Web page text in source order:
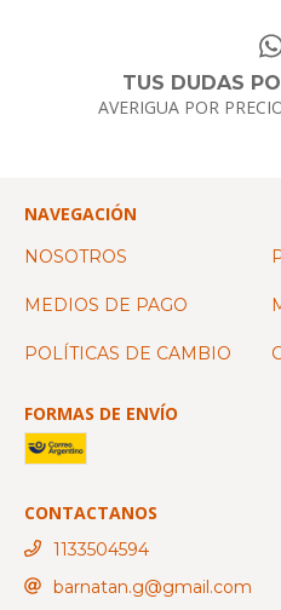
TUS DUDAS
AVERIGUA POR
NAVEGACIÓN
NOSOTROS
MEDIOS DE PAGO
POLÍTICAS DE CAMBIO
FORMAS DE ENVÍO
CONTACTANOS
1133504594
barnatan.g@gmail.com